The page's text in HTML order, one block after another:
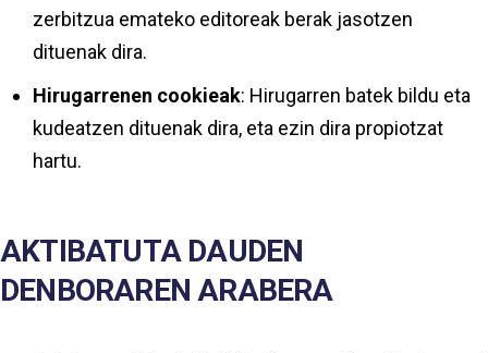
zerbitzua emateko editoreak berak jasotzen
dituenak dira.
Hirugarrenen cookieak: Hirugarren batek bildu eta
kudeatzen dituenak dira, eta ezin dira propiotzat
hartu.
AKTIBATUTA DAUDEN
DENBORAREN ARABERA